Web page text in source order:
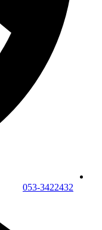
053-3422432